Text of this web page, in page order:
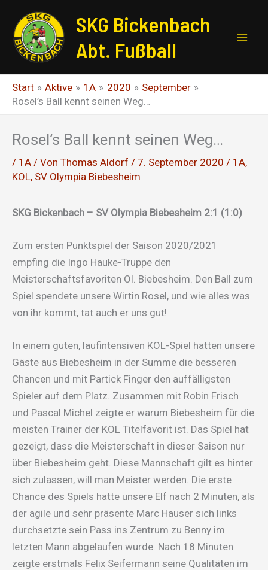
Inhalt
springen
SKG Bickenbach
Abt. Fußball
Start Aktive 1A 2020
September
Rosel’s Ball kennt seinen Weg…
Rosel’s Ball kennt seinen Weg…
/ 1A / Von Thomas Aldorf / 7. September 2020 / 1A,
KOL, SV Olympia Biebesheim
SKG Bickenbach – SV Olympia Biebesheim 2:1 (1:0)
Zum ersten Punktspiel der Saison 2020/2021
empfing die Ingo Hauke-Truppe den
Meisterschaftsfavoriten Ol. Biebesheim. Den Ball zum
Spiel spendete unsere Wirtin Rosel, und wie alles was
von ihr kommt, tat auch er uns gut!
In einem guten, laufintensiven KOL-Spiel hatten unsere
Gäste aus Biebesheim in der Summe die besseren
Chancen und mit Partick Finger den auffälligsten
Spieler auf dem Platz. Zusammen mit Robin Frisch
und Pascal Michel zeigte er warum Biebesheim für die
meisten Trainer der KOL Titelfavorit ist. Das Spiel hat
gezeigt, dass die Meisterschaft in dieser Saison nur
über Biebesheim geht. Diese Mannschaft gilt es hinter
sich zulassen, will man Meister werden. Die erste
Chance des Spiels hatte unsere Elf nach 2 Minuten, als
der agile und sehr präsente Marc Hauser sich links
durchsetzte sein Pass ins Zentrum zu Benny im
letzten Mann abgelaufen wurde. Nach 18 Minuten
zeigte erstmals Felix Seifermann seine Qualitäten im